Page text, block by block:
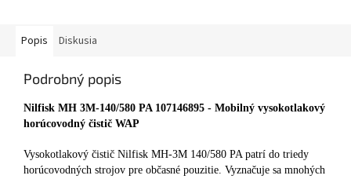
Popis Diskusia
Podrobný popis
Nilfisk MH 3M-140/580 PA 107146895 - Mobilný vysokotlakový
horúcovodný čistič WAP
Vysokotlakový čistič Nilfisk MH-3M 140/580 PA patrí do triedy
horúcovodných strojov pre občasné pouzitie. Vyznačuje sa mnohých